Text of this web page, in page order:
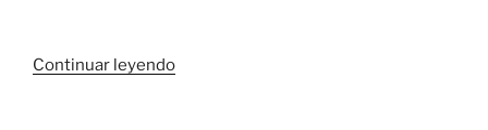
Continuar leyendo«Cartago